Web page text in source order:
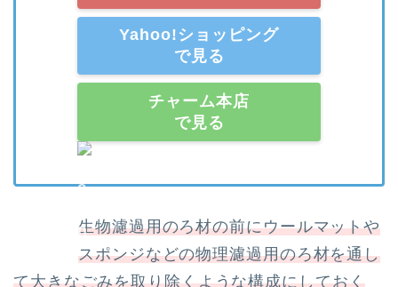
Yahoo!ショッピング
で見る
チャーム本店
で見る
生物濾過用のろ材の前にウールマットや
スポンジなどの物理濾過用のろ材を通し
て大きなごみを取り除くような構成にしておく